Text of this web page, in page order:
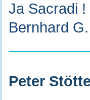
Ja Sacradi
Bernhard
Peter